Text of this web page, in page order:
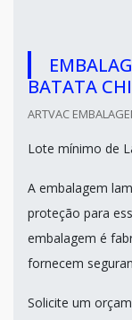
BATATA
ARTVAC
Lote mínimo de
A embalagem
proteção para
embalagem é
fornecem
Solicite um